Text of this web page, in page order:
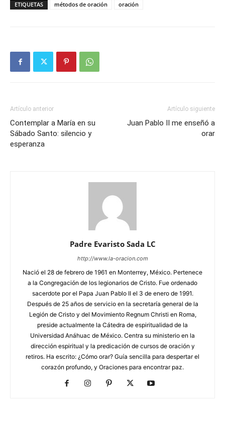
ETIQUETAS métodos de oración oración
Artículo anterior
Contemplar a María en su
Sábado Santo: silencio y
esperanza
Artículo siguiente
Juan Pablo II me enseñó a
orar
Padre Evaristo Sada LC
http://www.la-oracion.com
Nació el 28 de febrero de 1961 en Monterrey, México. Pertenece
a la Congregación de los legionarios de Cristo. Fue ordenado
sacerdote por el Papa Juan Pablo II el 3 de enero de 1991.
Después de 25 años de servicio en la secretaría general de la
Legión de Cristo y del Movimiento Regnum Christi en Roma,
preside actualmente la Cátedra de espiritualidad de la
Universidad Anáhuac de México. Centra su ministerio en la
dirección espiritual y la predicación de cursos de oración y
retiros. Ha escrito: ¿Cómo orar? Guía sencilla para despertar el
corazón profundo, y Oraciones para encontrar paz.